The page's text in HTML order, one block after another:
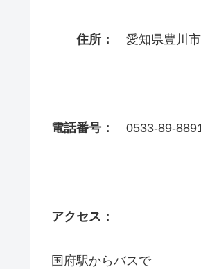
住所： 愛知県豊川
電話番号： 0533-89-
アクセス：
国府駅からバスで